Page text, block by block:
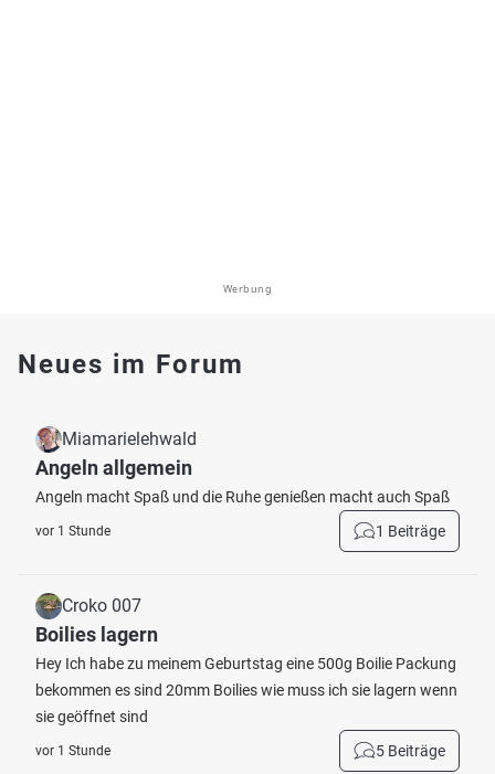
Werbung
Neues im Forum
Miamarielehwald
Angeln allgemein
Angeln macht Spaß und die Ruhe genießen macht auch Spaß
vor 1 Stunde 1 Beiträge
Croko 007
Boilies lagern
Hey Ich habe zu meinem Geburtstag eine 500g Boilie Packung
bekommen es sind 20mm Boilies wie muss ich sie lagern wenn
sie geöffnet sind
vor 1 Stunde 5 Beiträge